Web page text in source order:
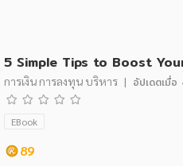
5 Simple Tips to Boost
การเงิน การลงทุน บริหาร | อัปเดตเมื่อ
EBook
89